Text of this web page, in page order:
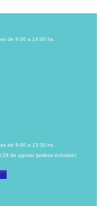
de 9:00 a 14:00 hs.
de 9:00 a 13:30 hs.
28 de agosto (ambos inclusive)